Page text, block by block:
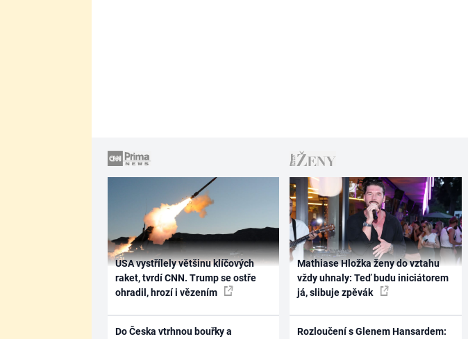
USA vystřílely většinu klíčových
raket, tvrdí CNN. Trump se ostře
ohradil, hrozí i vězením
Do Česka vtrhnou bouřky a
Mathiase Hložka ženy do vztahu
vždy uhnaly: Teď budu iniciátorem
já, slibuje zpěvák
Rozloučení s Glenem Hansardem: